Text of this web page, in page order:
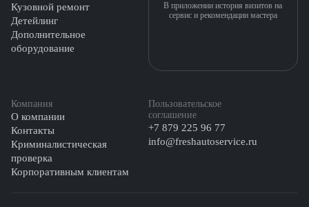
Кузовной ремонт
Детейлинг
Дополнительное
оборудование
Компания
О компании
Контакты
Криминалистическая
проверка
Корпоративным клиентам
Пользовательское
соглашение
+7 879 225 96 77
info@freshautoservice.ru
В приложении история визитов на
сервис и рекомендации мастера